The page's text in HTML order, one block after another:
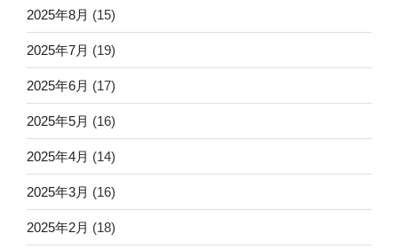
2025年8月 (15)
2025年7月 (19)
2025年6月 (17)
2025年5月 (16)
2025年4月 (14)
2025年3月 (16)
2025年2月 (18)